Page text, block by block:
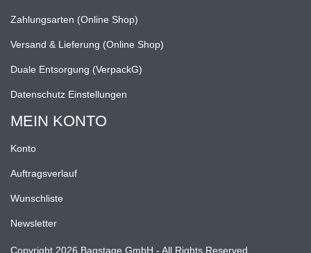
Zahlungsarten (Online Shop)
Versand & Lieferung (Online Shop)
Duale Entsorgung (VerpackG)
Datenschutz Einstellungen
MEIN KONTO
Konto
Auftragsverlauf
Wunschliste
Newsletter
Copyright 2026 Bagstage GmbH - All Rights Reserved.